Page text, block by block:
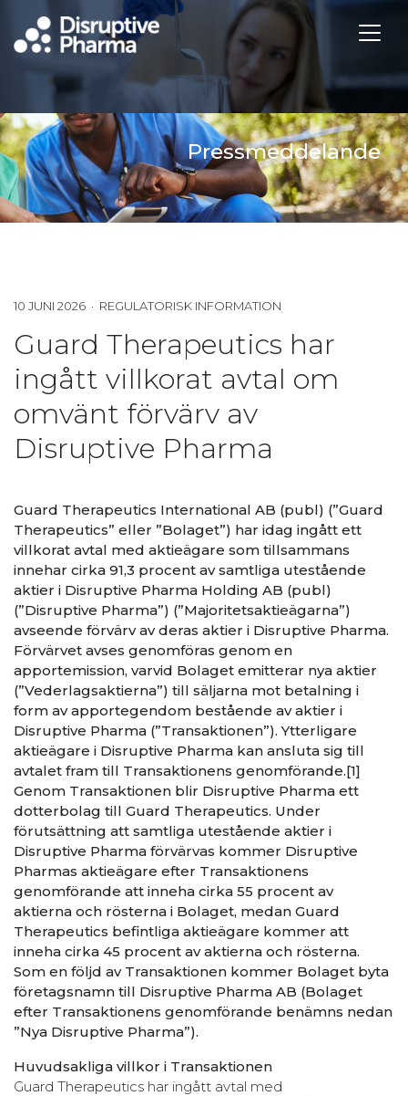
Pressmeddelande
10 JUNI 2026 · REGULATORISK INFORMATION
Guard Therapeutics har
ingått villkorat avtal om
omvänt förvärv av
Disruptive Pharma
Guard Therapeutics International AB (publ) (”Guard
Therapeutics” eller ”Bolaget”) har idag ingått ett
villkorat avtal med aktieägare som tillsammans
innehar cirka 91,3 procent av samtliga utestående
aktier i Disruptive Pharma Holding AB (publ)
(”Disruptive Pharma”) (”Majoritetsaktieägarna”)
avseende förvärv av deras aktier i Disruptive Pharma.
Förvärvet avses genomföras genom en
apportemission, varvid Bolaget emitterar nya aktier
(”Vederlagsaktierna”) till säljarna mot betalning i
form av apportegendom bestående av aktier i
Disruptive Pharma (”Transaktionen”). Ytterligare
aktieägare i Disruptive Pharma kan ansluta sig till
avtalet fram till Transaktionens genomförande.[1]
Genom Transaktionen blir Disruptive Pharma ett
dotterbolag till Guard Therapeutics. Under
förutsättning att samtliga utestående aktier i
Disruptive Pharma förvärvas kommer Disruptive
Pharmas aktieägare efter Transaktionens
genomförande att inneha cirka 55 procent av
aktierna och rösterna i Bolaget, medan Guard
Therapeutics befintliga aktieägare kommer att
inneha cirka 45 procent av aktierna och rösterna.
Som en följd av Transaktionen kommer Bolaget byta
företagsnamn till Disruptive Pharma AB (Bolaget
efter Transaktionens genomförande benämns nedan
”Nya Disruptive Pharma”).
Huvudsakliga villkor i Transaktionen
Guard Therapeutics har ingått avtal med